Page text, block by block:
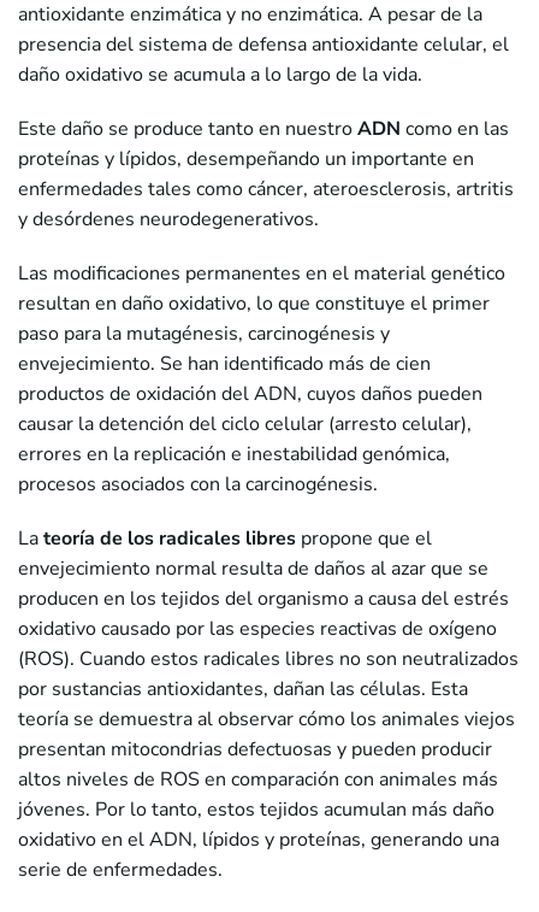
antioxidante enzimática y no enzimática. A pesar de la
presencia del sistema de defensa antioxidante celular, el
daño oxidativo se acumula a lo largo de la vida.
Este daño se produce tanto en nuestroADN como en las
proteínas y lípidos, desempeñando un importante en
enfermedades tales como cáncer, ateroesclerosis, artritis
y desórdenes neurodegenerativos.
Las modificaciones permanentes en el material genético
resultan en daño oxidativo, lo que constituye el primer
paso para la mutagénesis, carcinogénesis y
envejecimiento. Se han identificado más de cien
productos de oxidación del ADN, cuyos daños pueden
causar la detención del ciclo celular (arresto celular),
errores en la replicación e inestabilidad genómica,
procesos asociados con la carcinogénesis.
Lateoría de los radicales libres propone que el
envejecimiento normal resulta de daños al azar que se
producen en los tejidos del organismo a causa del estrés
oxidativo causado por las especies reactivas de oxígeno
(ROS). Cuando estos radicales libres no son neutralizados
por sustancias antioxidantes, dañan las células. Esta
teoría se demuestra al observar cómo los animales viejos
presentan mitocondrias defectuosas y pueden producir
altos niveles de ROS en comparación con animales más
jóvenes. Por lo tanto, estos tejidos acumulan más daño
oxidativo en el ADN, lípidos y proteínas, generando una
serie de enfermedades.